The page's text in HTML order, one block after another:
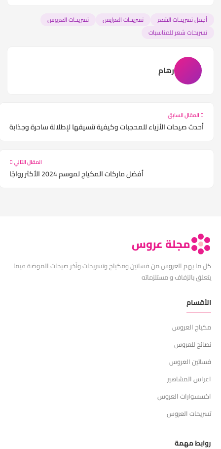
أجمل تسريحات الشعر تسريحات العرايس
تسريحات العروس
تسريحات شعر للمناسبات
رهام
المقال السابق
أحدث صيحات الأزياء للمحجبات وكيفية تنسيقها لإطلالة ساحرة وجذابة
المقال التالي
أفضل ماركات المكياج لموسم 2024 الأكثر رواجًا
مجلة عروس
كل ما يهم العروس من فساتين ومكياج وتسريحات وآخر صيحات الموضة فيما
يتعلق بالزفاف و مستلزماته
الأقسام
مكياج العروس
نصائح للعروس
فساتين العروس
اعراس المشاهير
اكسسوارات العروس
تسريحات العروس
روابط مهمة